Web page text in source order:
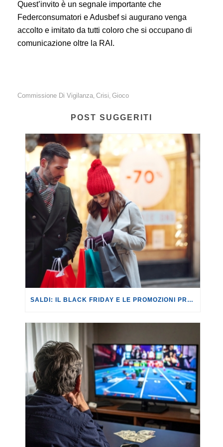
Quest’invito è un segnale importante che
Federconsumatori e Adusbef si augurano venga
accolto e imitato da tutti coloro che si occupano di
comunicazione oltre la RAI.
Commissione Di Vigilanza, Crisi, Gioco
POST SUGGERITI
SALDI: IL BLACK FRIDAY E LE PROMOZIONI PRE-SALDI PESANO SULLA STAGIONE IN ARRIVO.